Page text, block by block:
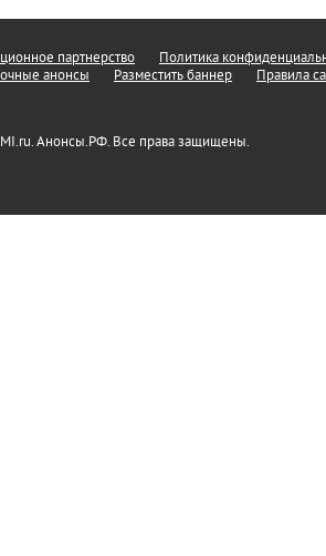
партнерство
Политика
анонсы Разместить баннер Правила
Анонсы.РФ. Все права защищены.